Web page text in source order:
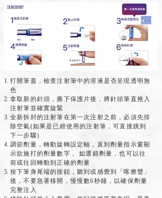
打開筆蓋，檢查注射筆中的溶液是否呈現透明無
色
拿取新的針頭，撕下保護片後，將針頭筆直推入
注射筆並確實旋緊
全新拆封的注射筆在第一次注射之前，必須先排
除空氣(如果是已經使用的注射筆，可直接跳到
下一步驟)
調節劑量，轉動旋轉設定軸，直到劑量指示窗顯
示欲施打的劑量數字， 如選錯劑量，也可以往
前或往回轉動到正確的劑量
按下筆身尾端的按鈕，聽到或感覺到「喀擦聲」
後，不要急著移開，慢慢數6秒鐘，以確保劑量
完整注入